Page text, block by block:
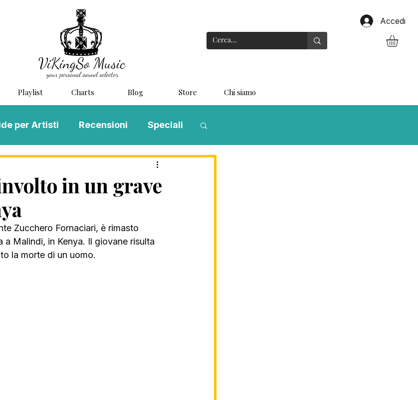
Accedi
Playlist Charts Blog Store Chi siamo
per Artisti Recensioni Speciali
in un grave
Zucchero Fornaciari, è rimasto
Malindi, in Kenya. Il giovane risulta
la morte di un uomo.